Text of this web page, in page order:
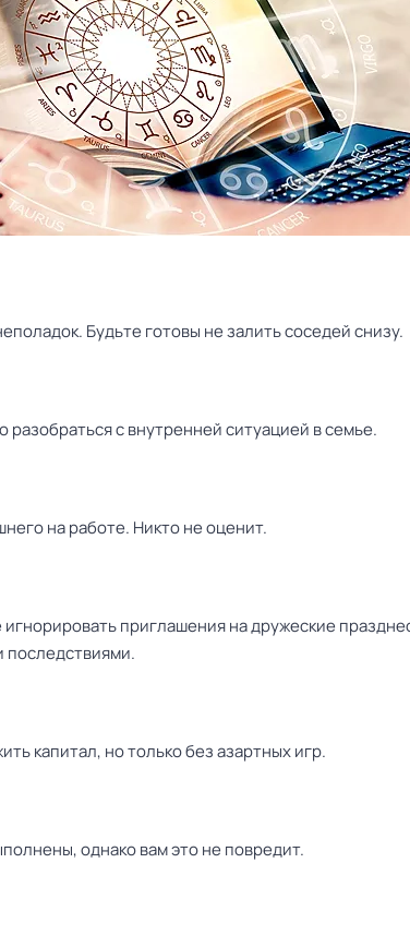
Будьте готовы не залить соседей снизу.
с внутренней ситуацией в семье.
на работе. Никто не оценит.
приглашения на дружеские
последствиями.
капитал, но только без азартных игр.
однако вам это не повредит.